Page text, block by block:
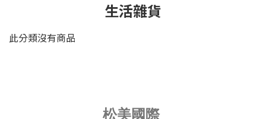
生活雜貨
此分類沒有商品
松美國際